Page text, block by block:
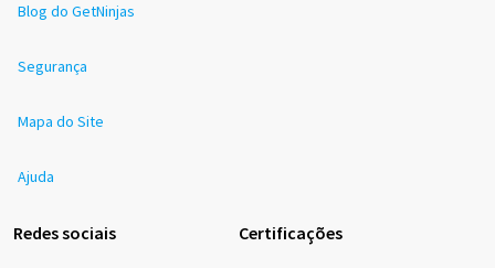
Blog do GetNinjas
Segurança
Mapa do Site
Ajuda
Redes sociais Certificações